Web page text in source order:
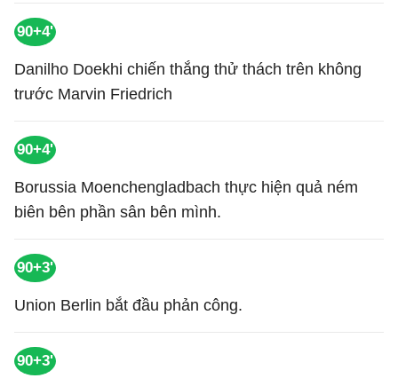
90+4'
Danilho Doekhi chiến thắng thử thách trên không
trước Marvin Friedrich
90+4'
Borussia Moenchengladbach thực hiện quả ném
biên bên phần sân bên mình.
90+3'
Union Berlin bắt đầu phản công.
90+3'